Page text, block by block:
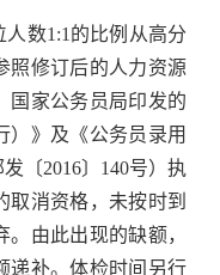
数1:1的比例从高分
照修订后的人力资源
国家公务员局印发的
）》及《公务员录用
〔2016〕140号）执
取消资格，未按时到
由此出现的缺额，
递补。体检时间另行